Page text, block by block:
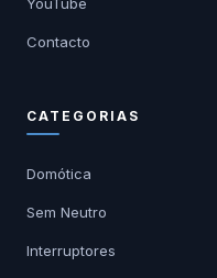
YouTube
Contacto
CATEGORIAS
Domótica
Sem Neutro
Interruptores